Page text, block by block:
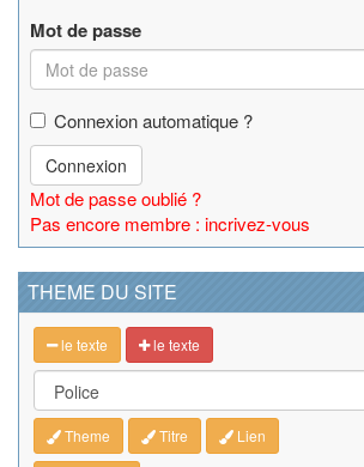
Mot de passe
Connexion automatique ?
Connexion
Mot de passe oublié ?
Pas encore membre : incrivez-vous
THEME DU SITE
le texte le texte
Theme Titre Lien